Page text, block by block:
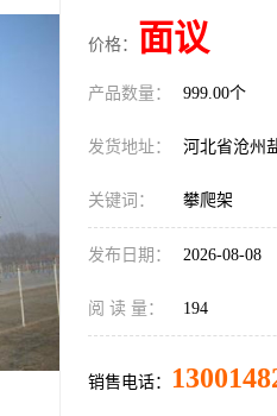
价格： 面议
产品数量： 999.00个
发货地址： 河北省沧州
关键词： 攀爬架
发布日期： 2026-08-08
阅 读 量： 194
销售电话：